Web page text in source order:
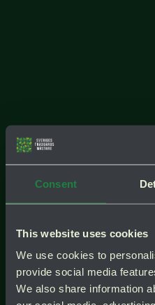
Consent
This website uses cookies
We use cookies to
provide social media
We also share information